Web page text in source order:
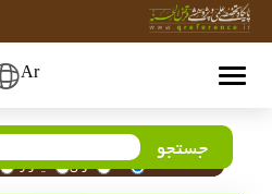
Ar
جستجو
همه عنوان کلیدواژه